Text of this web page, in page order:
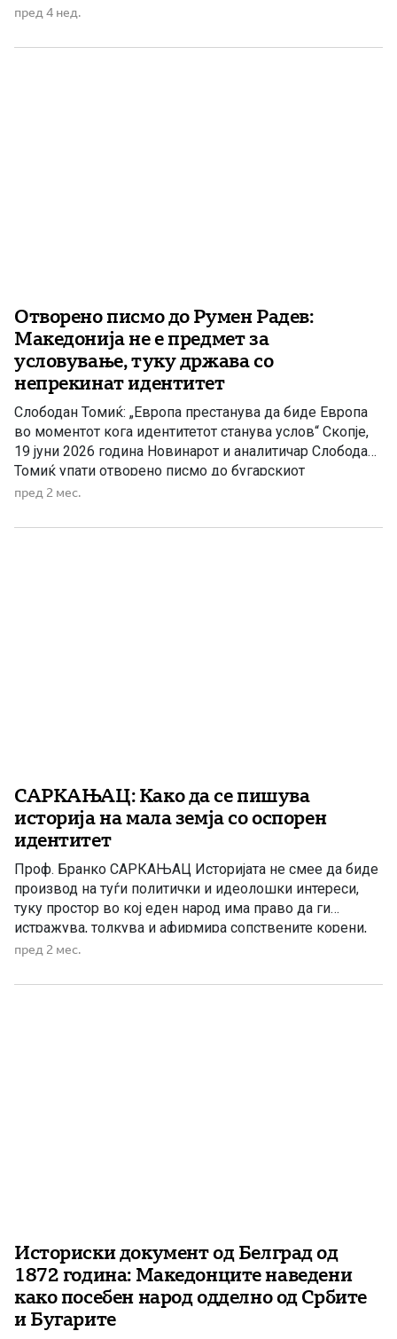
претставува едно од најсилните обележја на
рече дека ова е негова прва посета на Македонија и
пред 4 нед.
Отворено писмо до Румен Радев:
Македонија не е предмет за
условување, туку држава со
непрекинат идентитет
Слободан Томиќ: „Европа престанува да биде Европа
во моментот кога идентитетот станува услов“ Скопје,
19 јуни 2026 година Новинарот и аналитичар Слободан
Томиќ упати отворено писмо до бугарскиот
претседател Румен Радев, во кое предупредува дека
идентитетот, јазикот и историјата претставува опасен
пред 2 мес.
САРКАЊАЦ: Како да се пишува
историја на мала земја со оспорен
идентитет
Проф. Бранко САРКАЊАЦ Историјата не смее да биде
производ на туѓи политички и идеолошки интереси,
туку простор во кој еден народ има право да ги
истражува, толкува и афирмира сопствените корени,
идентитет и културно наследство. Историјата им дава
особено ако систематски се негирани и
пред 2 мес.
Историски документ од Белград од
1872 година: Македонците наведени
како посебен народ одделно од Србите
и Бугарите